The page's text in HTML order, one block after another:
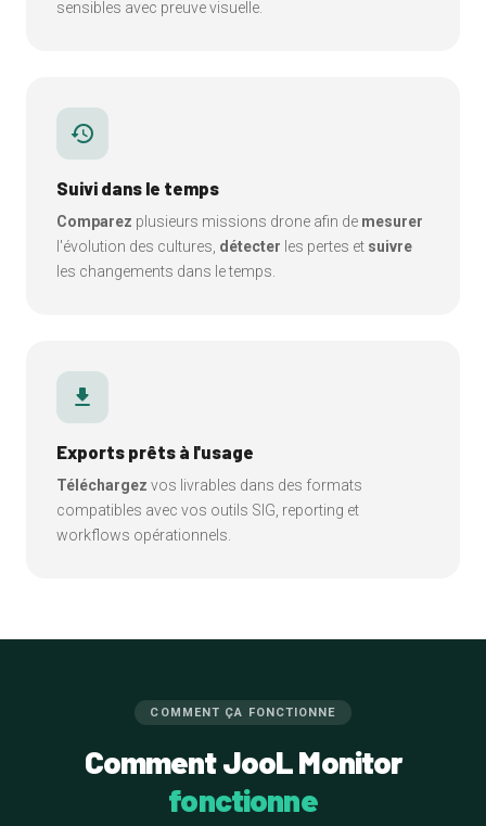
sensibles avec preuve visuelle.
history
Suivi dans le temps
Comparez plusieurs missions drone afin de mesurer
l'évolution des cultures, détecter les pertes et suivre
les changements dans le temps.
download
Exports prêts à l'usage
Téléchargez vos livrables dans des formats
compatibles avec vos outils SIG, reporting et
workflows opérationnels.
COMMENT ÇA FONCTIONNE
Comment JooL Monitor
fonctionne